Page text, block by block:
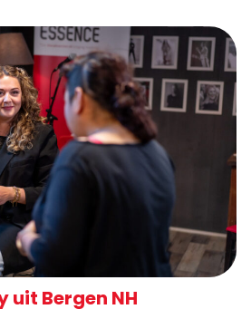
uit Bergen NH